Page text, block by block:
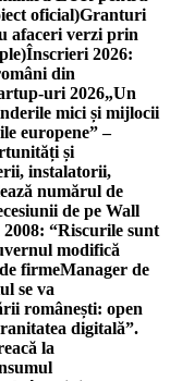
oficial)Granturi
afaceri verzi prin
Înscrieri 2026:
din
uri 2026„Un
mici și mijlocii
europene” –
și
instalatorii,
numărul de
de pe Wall
“Riscurile sunt
modifică
firmeManager de
se va
românești: open
digitală”.
la